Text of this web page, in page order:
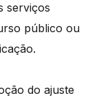
serviços
público ou
do ajuste